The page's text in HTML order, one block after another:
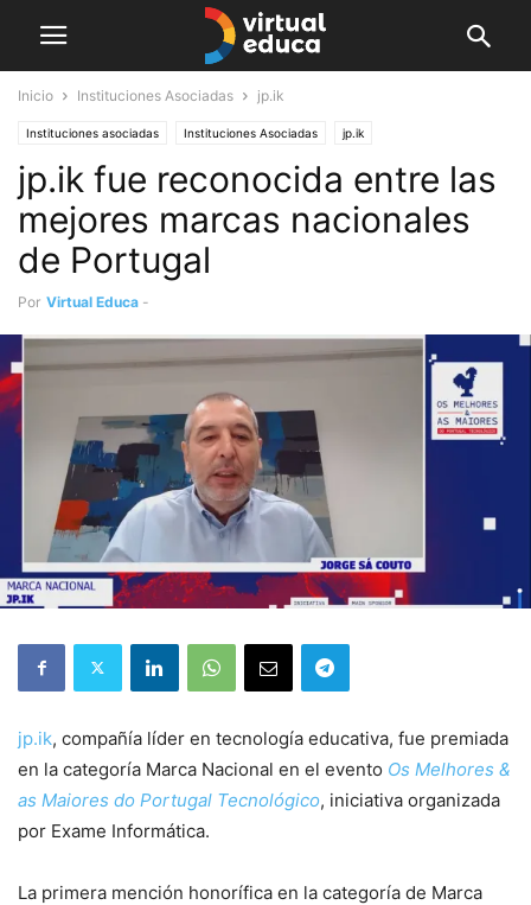
Inicio Instituciones Asociadas jp.ik
Instituciones asociadas Instituciones Asociadas jp.ik
jp.ik fue reconocida entre las
mejores marcas nacionales
de Portugal
Por Virtual Educa -
jp.ik, compañía líder en tecnología educativa, fue premiada
en la categoría Marca Nacional en el evento Os Melhores &
as Maiores do Portugal Tecnológico, iniciativa organizada
por Exame Informática.
La primera mención honorífica en la categoría de Marca